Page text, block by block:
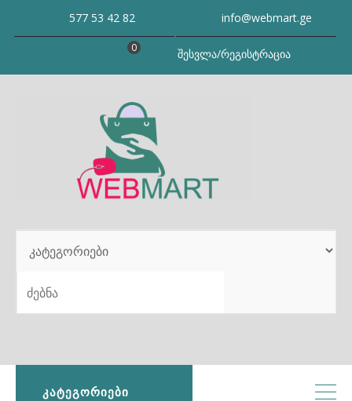
577 53 42 82 info@webmart.ge
შესვლა/რეგისტრაცია
0
SEARCH
ᲙᲐᲢᲔᲒᲝᲠᲘᲔᲑᲘ